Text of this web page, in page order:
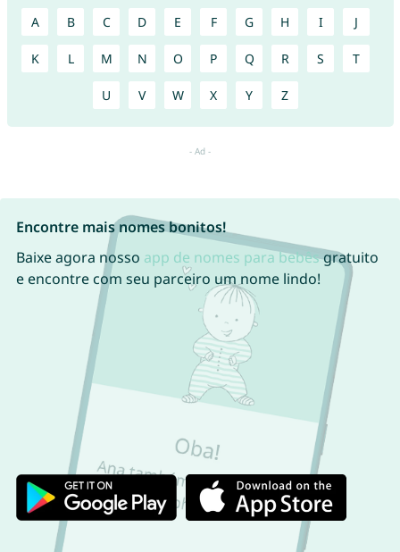
A B C D E F G H I J
K L M N O P Q R S T
U V W X Y Z
Encontre mais nomes bonitos!
Baixe agora nosso app de nomes para bebêsgratuito
e encontre com seu parceiro um nome lindo!